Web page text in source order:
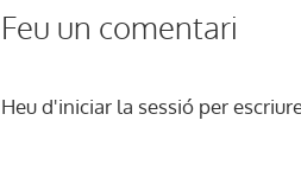
Feu un comentari
Heu d'iniciar la sessió per